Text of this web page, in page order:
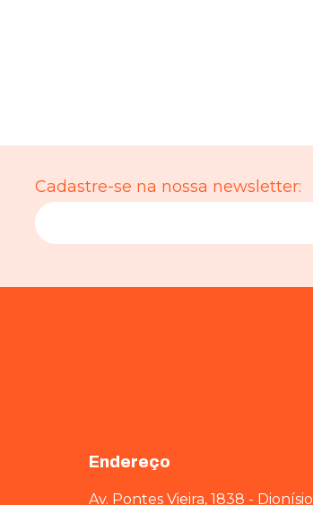
Cadastre-se na nossa newsletter:
Endereço
Av. Pontes Vieira, 1838 - Dionísio